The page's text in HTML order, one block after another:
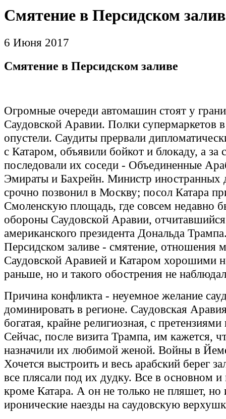
Смятение в Персидском
6 Июня 2017
Смятение в Персидском заливе
Огромные очереди автомашин стоят у
Саудовской Аравии. Полки супермаркетов
опустели. Саудиты прервали
с Катаром, объявили бойкот и блокаду, а за
последовали их соседи - Объединенные
Эмираты и Бахрейн. Министр иностранных
срочно позвонил в Москву; посол Катара
Смоленскую площадь, где совсем недавно
обороны Саудовской Аравии, отчитавшийся
американского президента Дональда
Персидском заливе - смятение, отношения
Саудовской Аравией и Катаром хорошими
раньше, но и такого обострения не
Причина конфликта - неуемное желание
доминировать в регионе. Саудовская
богатая, крайне религиозная, с
Сейчас, после визита Трампа, им кажется,
назначили их любимой женой. Войны в
Хочется выстроить и весь арабский берег
все плясали под их дудку. Все в основном
кроме Катара. А он не только не пляшет, но
иронические наезды на саудовскую